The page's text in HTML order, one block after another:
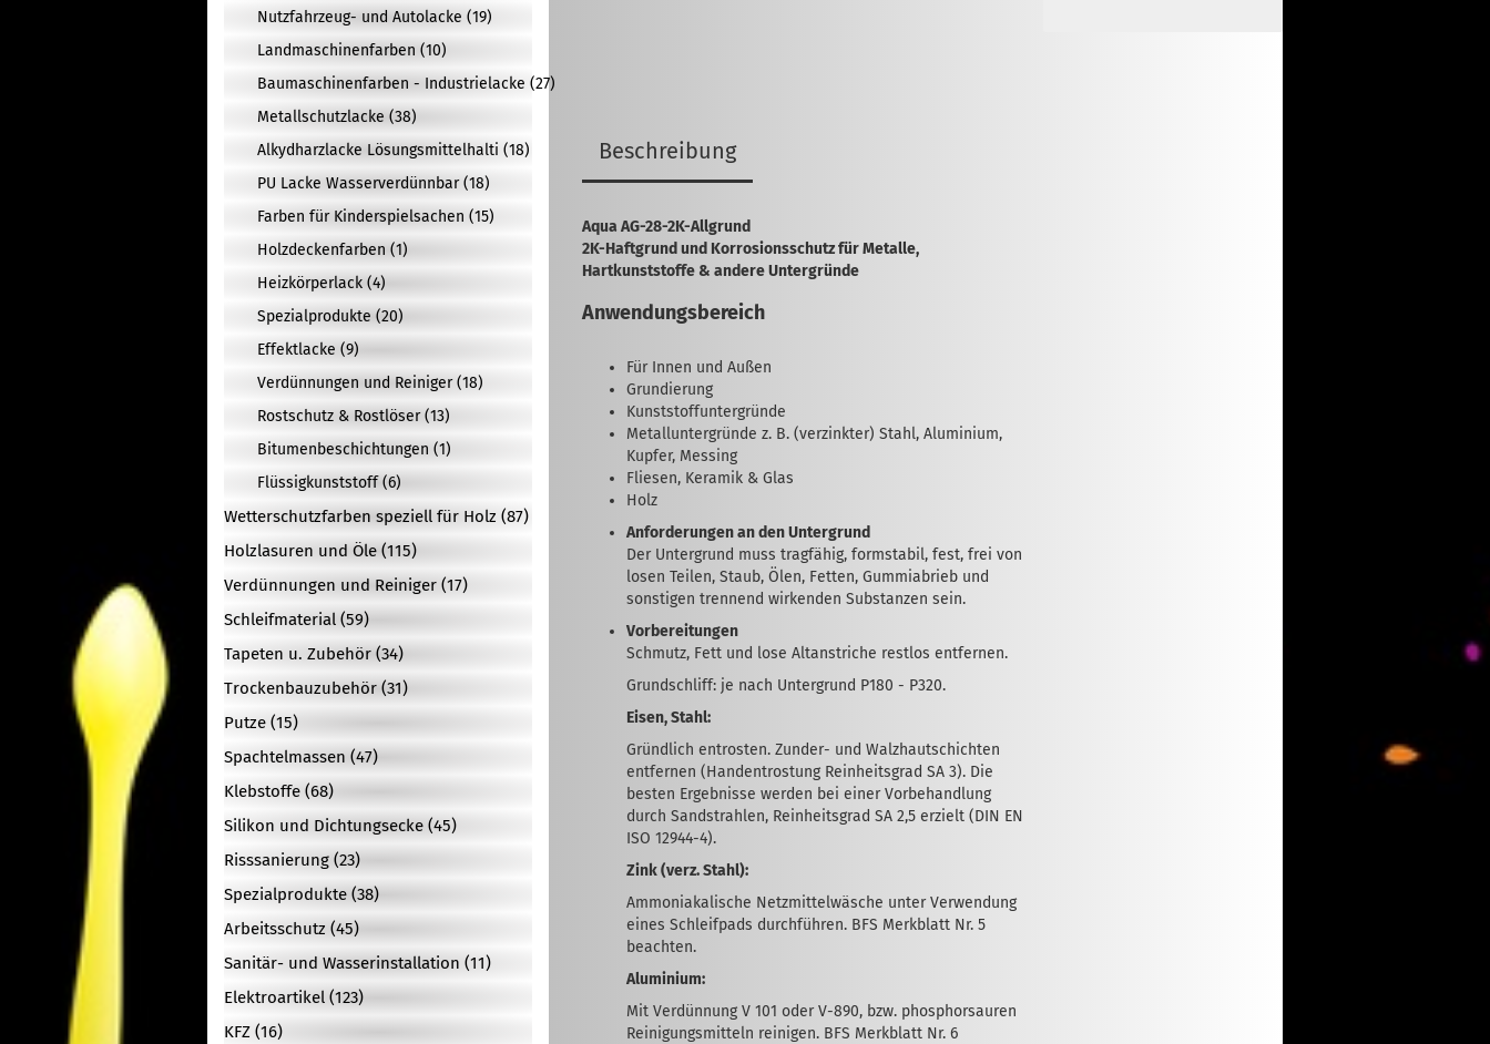
Beschreibung
Aqua AG-28-2K-Allgrund
2K-Haftgrund und Korrosionsschutz für Metalle,
Hartkunststoffe & andere Untergründe
Anwendungsbereich
Für Innen und Außen
Grundierung
Kunststoffuntergründe
Metalluntergründe z. B. (verzinkter) Stahl, Aluminium,
Kupfer, Messing
Fliesen, Keramik & Glas
Holz
Anforderungen an den Untergrund
Der Untergrund muss tragfähig, formstabil, fest, frei von
losen Teilen, Staub, Ölen, Fetten, Gummiabrieb und
sonstigen trennend wirkenden Substanzen sein.
Vorbereitungen
Schmutz, Fett und lose Altanstriche restlos entfernen.
Grundschliff: je nach Untergrund P180 - P320.
Eisen, Stahl:
Gründlich entrosten. Zunder- und Walzhautschichten
entfernen (Handentrostung Reinheitsgrad SA 3). Die
besten Ergebnisse werden bei einer Vorbehandlung
durch Sandstrahlen, Reinheitsgrad SA 2,5 erzielt (DIN EN
ISO 12944-4).
Zink (verz. Stahl):
Ammoniakalische Netzmittelwäsche unter Verwendung
eines Schleifpads durchführen. BFS Merkblatt Nr. 5
beachten.
Aluminium:
Mit Verdünnung V 101 oder V-890, bzw. phosphorsauren
Reinigungsmitteln reinigen. BFS Merkblatt Nr. 6
Nutzfahrzeug- und Autolacke (19)
Landmaschinenfarben (10)
Baumaschinenfarben - Industrielacke (27)
Metallschutzlacke (38)
Alkydharzlacke Lösungsmittelhalti (18)
PU Lacke Wasserverdünnbar (18)
Farben für Kinderspielsachen (15)
Holzdeckenfarben (1)
Heizkörperlack (4)
Spezialprodukte (20)
Effektlacke (9)
Verdünnungen und Reiniger (18)
Rostschutz & Rostlöser (13)
Bitumenbeschichtungen (1)
Flüssigkunststoff (6)
Wetterschutzfarben speziell für Holz (87)
Holzlasuren und Öle (115)
Verdünnungen und Reiniger (17)
Schleifmaterial (59)
Tapeten u. Zubehör (34)
Trockenbauzubehör (31)
Putze (15)
Spachtelmassen (47)
Klebstoffe (68)
Silikon und Dichtungsecke (45)
Risssanierung (23)
Spezialprodukte (38)
Arbeitsschutz (45)
Sanitär- und Wasserinstallation (11)
Elektroartikel (123)
KFZ (16)